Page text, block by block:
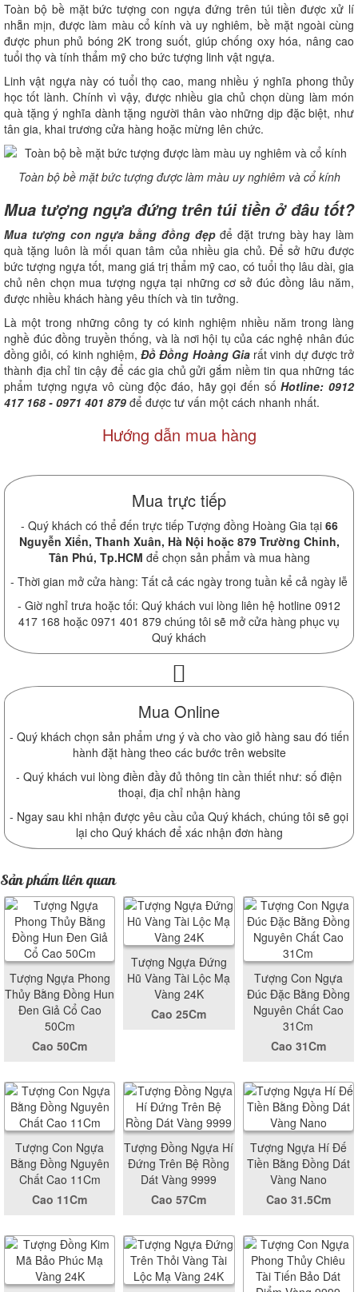
Toàn bộ bề mặt bức tượng con ngựa đứng trên túi tiền được xử lí
nhẵn mịn, được làm màu cổ kính và uy nghiêm, bề mặt ngoài cùng
được phun phủ bóng 2K trong suốt, giúp chống oxy hóa, nâng cao
tuổi thọ và tính thẩm mỹ cho bức tượng linh vật ngựa.
Linh vật ngựa này có tuổi thọ cao, mang nhiều ý nghĩa phong thủy
học tốt lành. Chính vì vậy, được nhiều gia chủ chọn dùng làm món
quà tặng ý nghĩa dành tặng người thân vào những dịp đặc biệt, như
tân gia, khai trương cửa hàng hoặc mừng lên chức.
Toàn bộ bề mặt bức tượng được làm màu uy nghiêm và cổ kính
Mua tượng ngựa đứng trên túi tiền ở đâu tốt?
Mua tượng con ngựa bằng đồng đẹpđể đặt trưng bày hay làm
quà tặng luôn là mối quan tâm của nhiều gia chủ. Để sở hữu được
bức tượng ngựa tốt, mang giá trị thẩm mỹ cao, có tuổi thọ lâu dài, gia
chủ nên chọn mua tượng ngựa tại những cơ sở đúc đồng lâu năm,
được nhiều khách hàng yêu thích và tin tưởng.
Là một trong những công ty có kinh nghiệm nhiều năm trong làng
nghề đúc đồng truyền thống, và là nơi hội tụ của các nghệ nhân đúc
đồng giỏi, có kinh nghiệm,Đồ Đồng Hoàng Giarất vinh dự được trở
thành địa chỉ tin cậy để các gia chủ gửi gắm niềm tin qua những tác
phẩm tượng ngựa vô cùng độc đáo, hãy gọi đến sốHotline: 0912
417 168 - 0971 401 879 để được tư vấn một cách nhanh nhất.
Hướng dẫn mua hàng
Mua trực tiếp
- Quý khách có thể đến trực tiếp Tượng đồng Hoàng Gia tại 66
Nguyễn Xiển, Thanh Xuân, Hà Nội hoặc 879 Trường Chinh,
Tân Phú, Tp.HCM để chọn sản phẩm và mua hàng
- Thời gian mở cửa hàng: Tất cả các ngày trong tuần kể cả ngày lễ
- Giờ nghỉ trưa hoặc tối: Quý khách vui lòng liên hệ hotline 0912
417 168 hoặc 0971 401 879 chúng tôi sẽ mở cửa hàng phục vụ
Quý khách
Mua Online
- Quý khách chọn sản phẩm ưng ý và cho vào giỏ hàng sau đó tiến
hành đặt hàng theo các bước trên website
- Quý khách vui lòng điền đầy đủ thông tin cần thiết như: số điện
thoại, địa chỉ nhận hàng
- Ngay sau khi nhận được yêu cầu của Quý khách, chúng tôi sẽ gọi
lại cho Quý khách để xác nhận đơn hàng
Sản phẩm liên quan
Tượng Ngựa Phong
Thủy Bằng Đồng Hun
Đen Giả Cổ Cao
50Cm
Cao 50Cm
Tượng Ngựa Đứng
Hũ Vàng Tài Lộc Mạ
Vàng 24K
Cao 25Cm
Tượng Con Ngựa
Đúc Đặc Bằng Đồng
Nguyên Chất Cao
31Cm
Cao 31Cm
Tượng Con Ngựa
Bằng Đồng Nguyên
Chất Cao 11Cm
Cao 11Cm
Tượng Đồng Ngựa Hí
Đứng Trên Bệ Rồng
Dát Vàng 9999
Cao 57Cm
Tượng Ngựa Hí Đế
Tiền Bằng Đồng Dát
Vàng Nano
Cao 31.5Cm